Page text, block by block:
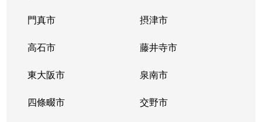
門真市 摂津市
高石市 藤井寺市
東大阪市 泉南市
四條畷市 交野市